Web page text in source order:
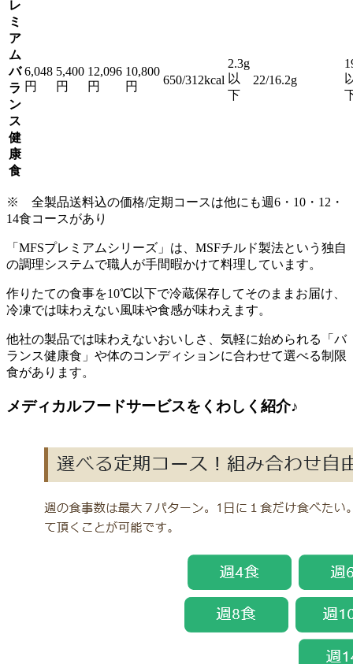
レ
ミ
ア
ム
バ
ラ
ン
ス
健
康
食
6,048
円
5,400
円
12,096
円
10,800
円
650/312kcal
2.3g
以
下
22/16.2g
※ 全製品送料込の価格/定期コースは他にも週6・10・12・
14食コースがあり
「MFSプレミアムシリーズ」は、MSFチルド製法という独自
の調理システムで職人が手間暇かけて料理しています。
作りたての食事を10℃以下で冷蔵保存してそのままお届け、
冷凍では味わえない風味や食感が味わえます。
他社の製品では味わえないおいしさ、気軽に始められる「バ
ランス健康食」や体のコンディションに合わせて選べる制限
食があります。
メディカルフードサービスをくわしく紹介♪